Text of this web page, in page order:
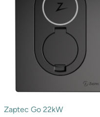
Zaptec Go 22kW